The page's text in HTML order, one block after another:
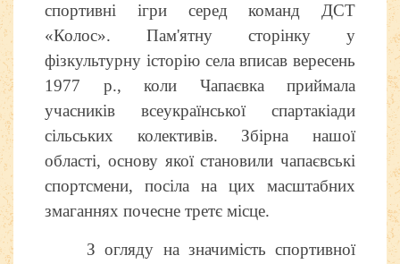
спортивні ігри серед команд ДСТ
«Колос». Пам'ятну сторінку у
фізкультурну історію села вписав вересень
1977 р., коли Чапаєвка приймала
учасників всеукраїнської спартакіади
сільських колективів. Збірна нашої
області, основу якої становили чапаєвські
спортсмени, посіла на цих масштабних
змаганнях почесне третє місце.
З огляду на значимість спортивної